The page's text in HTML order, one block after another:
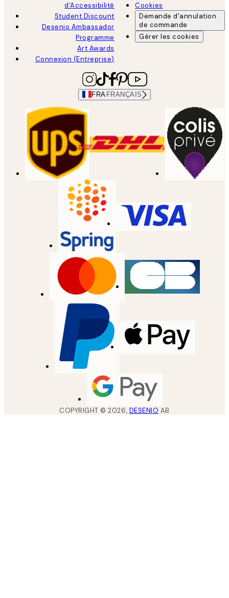
d'Accessibilité
Student Discount
Desenio Ambassador
Programme
Art Awards
Connexion (Entreprise)
Cookies
Demande d'annulation
de commande
Gérer les cookies
FRA FRANÇAIS
COPYRIGHT ©2026, DESENIO AB